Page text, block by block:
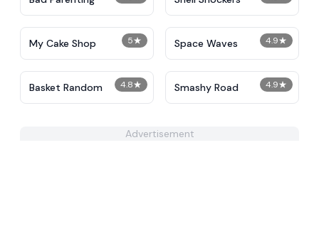
5★
My Cake Shop 4.9★
Space Waves
4.8★
Basket Random 4.9★
Smashy Road
Advertisement